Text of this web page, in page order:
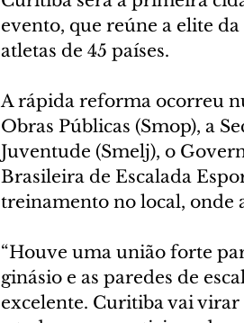
evento, que reúne a elite
atletas de 45 países.
A rápida reforma ocorreu
Obras Públicas (Smop), a
Juventude (Smelj), o
Brasileira de Escalada
treinamento no local, onde
“Houve uma união forte
ginásio e as paredes de
excelente. Curitiba vai